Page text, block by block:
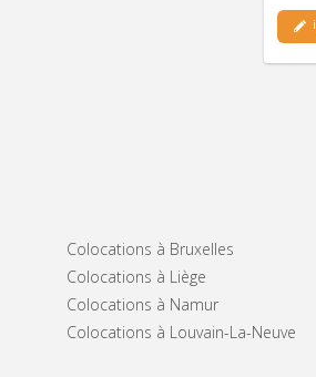
Colocations à Bruxelles
Colocations à Liège
Colocations à Namur
Colocations à Louvain-La-Neuve